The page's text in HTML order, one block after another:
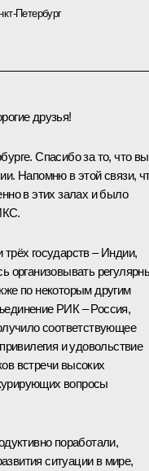
Петербург
друзья!
Спасибо за то, что вы
Напомню в этой связи,
в этих залах и было
трёх государств – Индии,
организовывать
по некоторым другим
РИК – Россия,
соответствующее
и удовольствие
встречи высоких
вопросы
поработали,
ситуации в мире,